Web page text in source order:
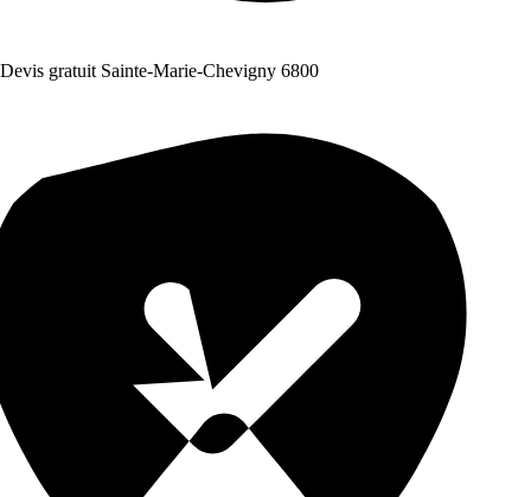
Devis gratuit Sainte-Marie-Chevigny 6800